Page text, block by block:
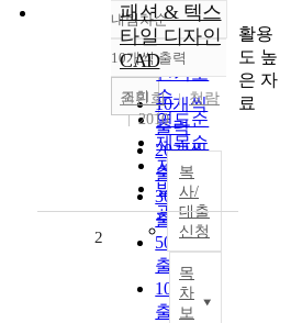
정확도
순
인기도
순
연도순
제목순
저자순
발행기
관순
내림차순
내림차순
10개씩 출력
10개씩
출력
20개씩
출력
30개씩
출력
50개씩
출력
100개씩
출력
조회
패션 & 텍스
타일 디자인
CAD
권민희
청람
2010
복
사/
대출
신청
목
차
보
2
활용
도 높
은 자
료